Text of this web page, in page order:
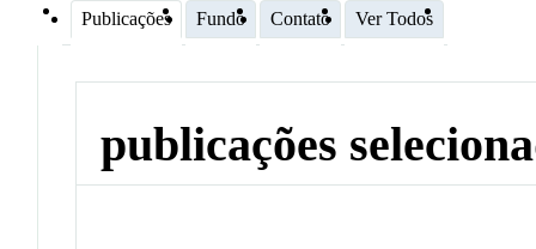
Publicações Fundo Contato Ver Todos
publicações